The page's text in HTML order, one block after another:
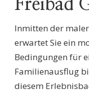
Freibad
Inmitten der
erwartet Sie ein
Bedingungen für
Familienausflug
diesem